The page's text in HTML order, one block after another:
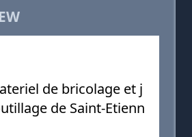
de bricolage et j
de Saint-Etienn